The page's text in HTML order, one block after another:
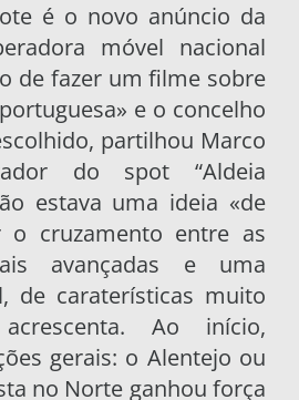
é o novo anúncio da
móvel nacional
de fazer um filme sobre
e o concelho
partilhou Marco
do spot “Aldeia
estava uma ideia «de
o cruzamento entre as
avançadas e uma
de caraterísticas muito
acrescenta. Ao início,
gerais: o Alentejo ou
no Norte ganhou força